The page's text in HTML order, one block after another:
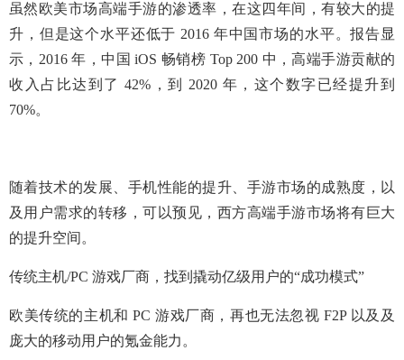
虽然欧美市场高端手游的渗透率，在这四年间，有较大的提
升，但是这个水平还低于 2016 年中国市场的水平。报告显
示，2016 年，中国 iOS 畅销榜 Top 200 中，高端手游贡献的
收入占比达到了 42%，到 2020 年，这个数字已经提升到
70%。
随着技术的发展、手机性能的提升、手游市场的成熟度，以
及用户需求的转移，可以预见，西方高端手游市场将有巨大
的提升空间。
传统主机/PC 游戏厂商，找到撬动亿级用户的“成功模式”
欧美传统的主机和 PC 游戏厂商，再也无法忽视 F2P 以及及
庞大的移动用户的氪金能力。